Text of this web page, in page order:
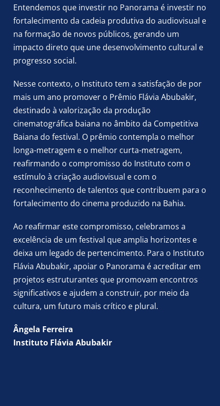
Entendemos que investir no Panorama é investir no
fortalecimento da cadeia produtiva do audiovisual e
na formação de novos públicos, gerando um
impacto direto que une desenvolvimento cultural e
progresso social.
Nesse contexto, o Instituto tem a satisfação de por
mais um ano promover o Prêmio Flávia Abubakir,
destinado à valorização da produção
cinematográfica baiana no âmbito da Competitiva
Baiana do festival. O prêmio contempla o melhor
longa-metragem e o melhor curta-metragem,
reafirmando o compromisso do Instituto com o
estímulo à criação audiovisual e com o
reconhecimento de talentos que contribuem para o
fortalecimento do cinema produzido na Bahia.
Ao reafirmar este compromisso, celebramos a
excelência de um festival que amplia horizontes e
deixa um legado de pertencimento. Para o Instituto
Flávia Abubakir, apoiar o Panorama é acreditar em
projetos estruturantes que promovam encontros
significativos e ajudem a construir, por meio da
cultura, um futuro mais crítico e plural.
Ângela Ferreira
Instituto Flávia Abubakir